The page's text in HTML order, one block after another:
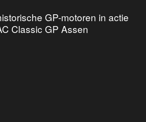
GP-motoren in actie
Classic GP Assen